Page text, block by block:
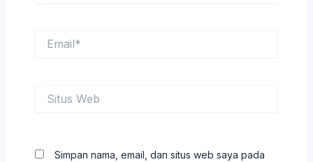
Web
Simpan nama, email, dan situs web saya pada